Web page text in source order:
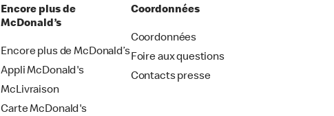
Encore plus de
McDonald’s
Encore plus de McDonald’s
Appli McDonald's
McLivraison
Carte McDonald's
Coordonnées
Coordonnées
Foire aux questions
Contacts presse